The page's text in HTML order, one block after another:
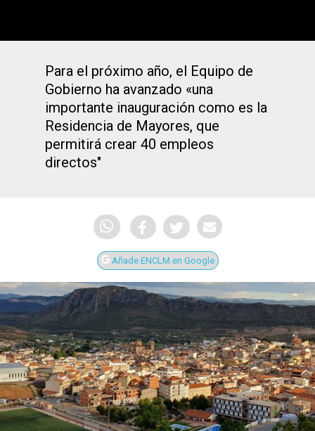
Para el próximo año, el Equipo de
Gobierno ha avanzado «una
importante inauguración como es la
Residencia de Mayores, que
permitirá crear 40 empleos
directos"
Añade ENCLM en Google